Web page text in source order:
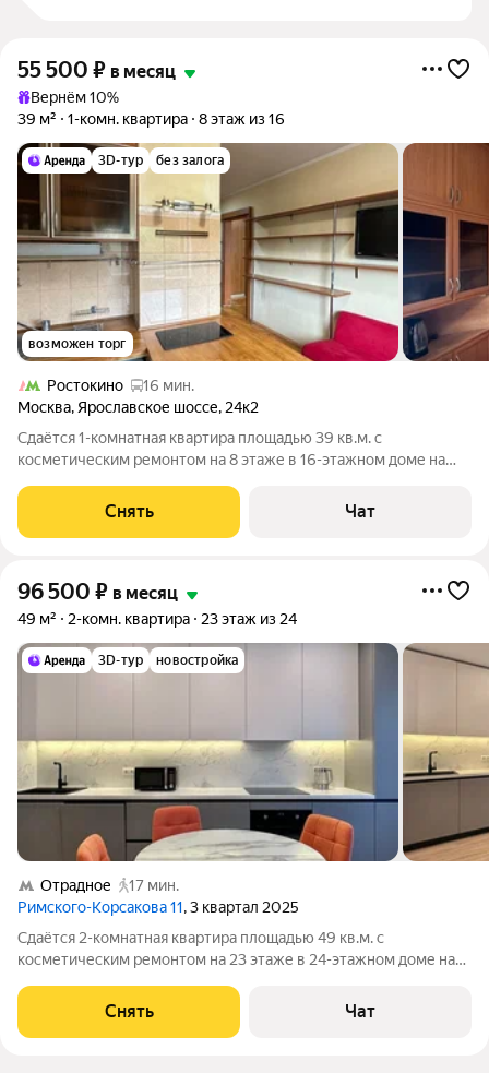
55 500 ₽ в месяц
Вернём 10%
39 м²
1-комн. квартира 8 этаж из 16
3D-тур без залога
возможен торг
Ростокино
16 мин.
Москва, Ярославское шоссе, 24к2
Сдаётся 1-комнатная квартира площадью 39 кв.м. с
косметическим ремонтом на 8 этаже в 16-этажном доме на
панельный, окна выходят во двор. В
Снять Чат
96 500 ₽ в месяц
49 м² 2-комн. квартира 23 этаж из 24
3D-тур новостройка
Отрадное
17 мин.
Римского-Корсакова 11, 3 квартал 2025
Сдаётся 2-комнатная квартира площадью 49 кв.м. с
косметическим ремонтом на 23 этаже в 24-этажном доме на
Стиральная машина Холодильник Посудомоечная машина
Снять Чат